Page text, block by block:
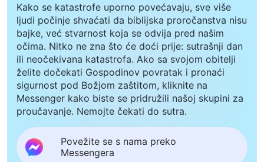
Kako se katastrofe uporno povećavaju, sve više
ljudi počinje shvaćati da biblijska proročanstva nisu
bajke, već stvarnost koja se odvija pred našim
očima. Nitko ne zna što će doći prije: sutrašnji dan
ili neočekivana katastrofa. Ako sa svojom obitelji
želite dočekati Gospodinov povratak i pronaći
sigurnost pod Božjom zaštitom, kliknite na
Messenger kako biste se pridružili našoj skupini za
proučavanje. Nemojte čekati do sutra.
Povežite se s nama preko
Messengera